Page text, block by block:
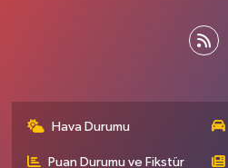
Hava Durumu
Puan Durumu ve Fikstür